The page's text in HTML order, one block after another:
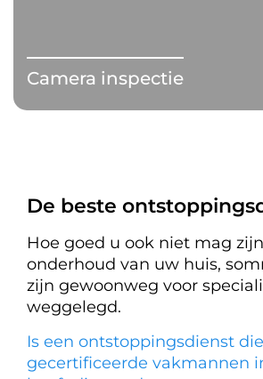
Camera inspectie
De beste
Hoe goed u ook niet mag
onderhoud van uw huis,
zijn gewoonweg voor
weggelegd.
Is een ontstoppingsdienst die
gecertificeerde vakmannen